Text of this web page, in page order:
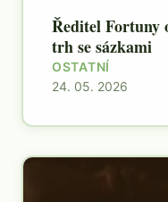
Ředitel Fortuny
trh se sázkami
OSTATNÍ
24. 05. 2026